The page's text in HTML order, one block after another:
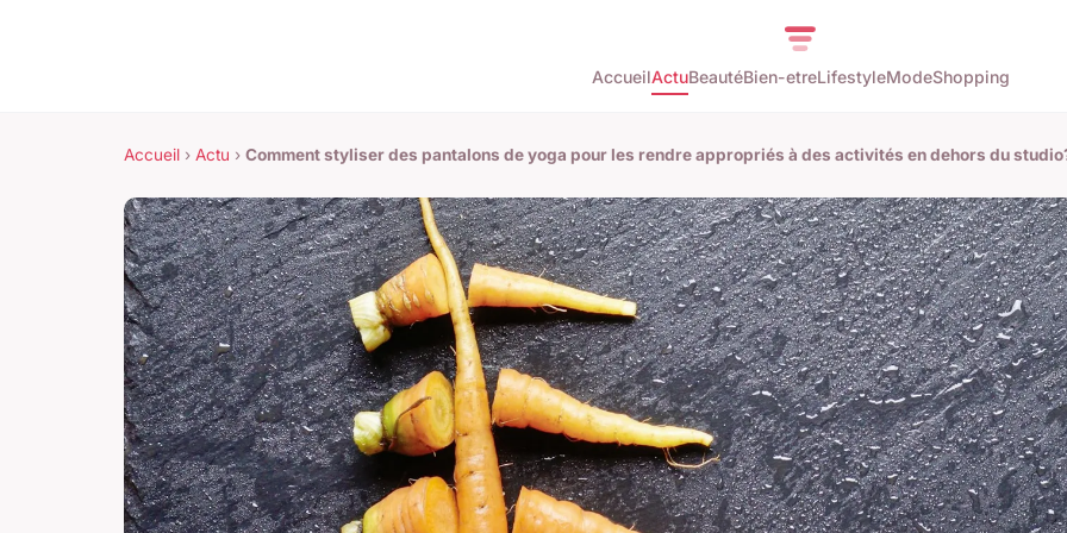
AccueilActuBeautéBien-etreLifestyleModeShopping
Accueil › Actu › Comment styliser des pantalons de yoga pour les rendre appropriés à des activités en dehors du